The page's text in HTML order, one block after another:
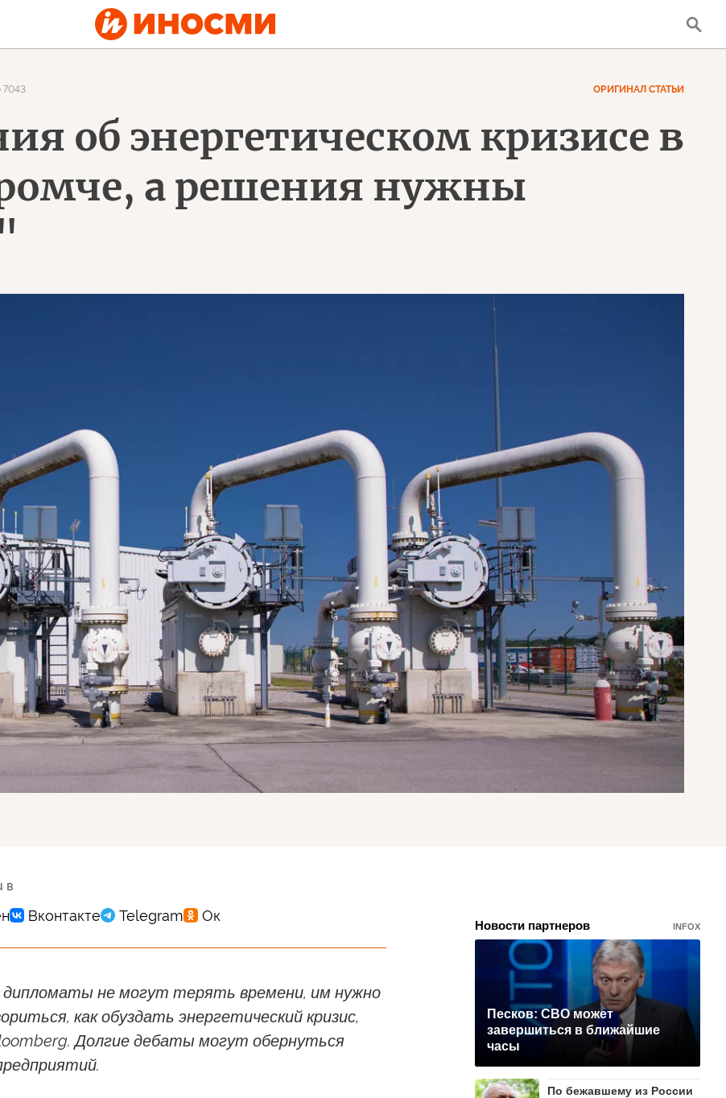
7043 ОРИГИНАЛ СТАТЬИ
об энергетическом кризисе в
а решения нужны
в
дипломаты не могут терять времени, им нужно
как обуздать энергетический кризис,
Долгие дебаты могут обернуться
Новости партнеров INFOX
Песков: СВО может
завершиться в ближайшие
часы
По бежавшему из России